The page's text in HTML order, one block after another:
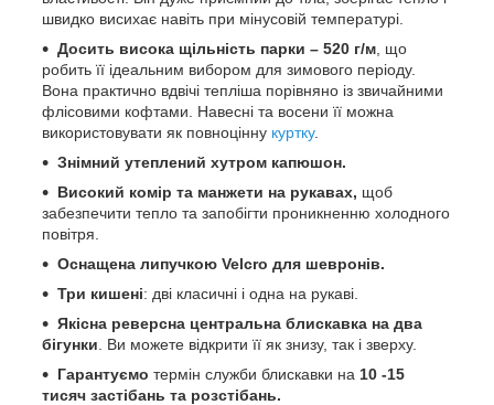
швидко висихає навіть при мінусовій температурі.
Досить висока щільність парки – 520 г/м , що
робить її ідеальним вибором для зимового періоду.
Вона практично вдвічі тепліша порівняно із звичайними
флісовими кофтами. Навесні та восени її можна
використовувати як повноцінну куртку.
Знімний утеплений хутром капюшон.
Високий комір та манжети на рукавах, щоб
забезпечити тепло та запобігти проникненню холодного
повітря.
Оснащена липучкою Velcro для шевронів.
Три кишені: дві класичні і одна на рукаві.
Якісна реверсна центральна блискавка на два
бігунки . Ви можете відкрити її як знизу, так і зверху.
Гарантуємо термін служби блискавки на 10 -15
тисяч застібань та розстібань.